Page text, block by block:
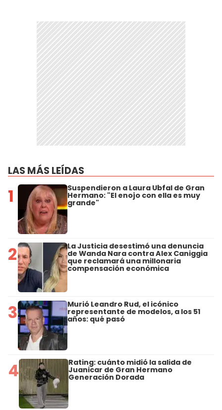
LAS MÁS LEÍDAS
1 Suspendieron a Laura Ubfal de Gran
Hermano: "El enojo con ella es muy
grande"
2 La Justicia desestimó una denuncia
de Wanda Nara contra Alex Caniggia
que reclamará una millonaria
compensación económica
3 Murió Leandro Rud, el icónico
representante de modelos, a los 51
años: qué pasó
4 Rating: cuánto midió la salida de
Juanicar de Gran Hermano
Generación Dorada